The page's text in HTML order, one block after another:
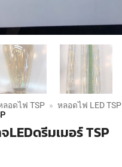
ลอดไฟ TSP » หลอดไฟ LED TSP
LEDดรีมเมอร์ TSP